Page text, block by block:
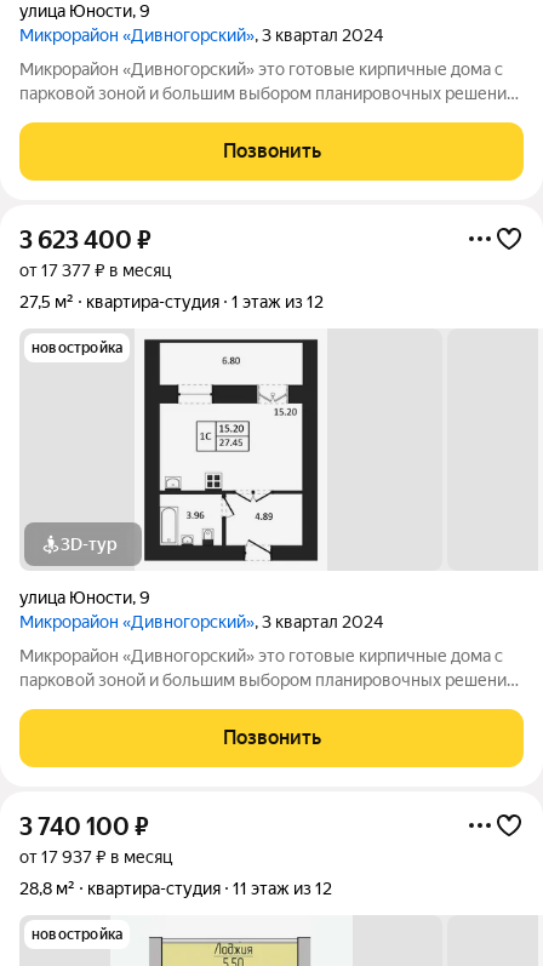
улица Юности,9
Микрорайон «Дивногорский», 3 квартал 2024
Микрорайон «Дивногорский» это готовые кирпичные дома с
парковой зоной и большим выбором планировочных решений.
с безопасным покрытием.
Позвонить
3 623 400 ₽
от 17 377 ₽ в месяц
27,5 м²
квартира-студия 1 этаж из 12
новостройка
3D-тур
улица Юности,9
Микрорайон «Дивногорский», 3 квартал 2024
Микрорайон «Дивногорский» это готовые кирпичные дома с
парковой зоной и большим выбором планировочных решений.
выбор. Во дворе просторные детские и спортивные площадки
с безопасным покрытием.
Позвонить
3 740 100 ₽
от 17 937 ₽ в месяц
28,8 м²
квартира-студия 11 этаж из 12
новостройка